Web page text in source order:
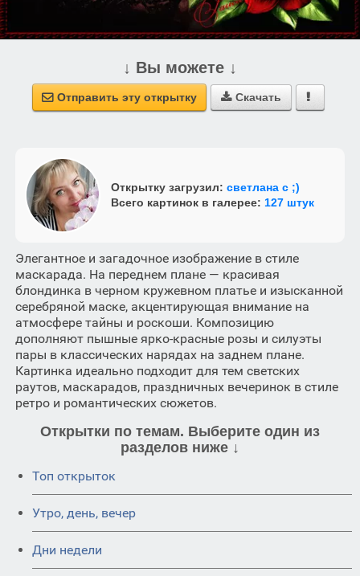
↓ Вы можете ↓
 Отправить эту открытку  Скачать 
Открытку загрузил: светлана с ;)
Всего картинок в галерее: 127 штук
Элегантное и загадочное изображение в стиле
маскарада. На переднем плане — красивая
блондинка в черном кружевном платье и изысканной
серебряной маске, акцентирующая внимание на
атмосфере тайны и роскоши. Композицию
дополняют пышные ярко-красные розы и силуэты
пары в классических нарядах на заднем плане.
Картинка идеально подходит для тем светских
раутов, маскарадов, праздничных вечеринок в стиле
ретро и романтических сюжетов.
Открытки по темам. Выберите один из
разделов ниже ↓
Топ открыток
Утро, день, вечер
Дни недели